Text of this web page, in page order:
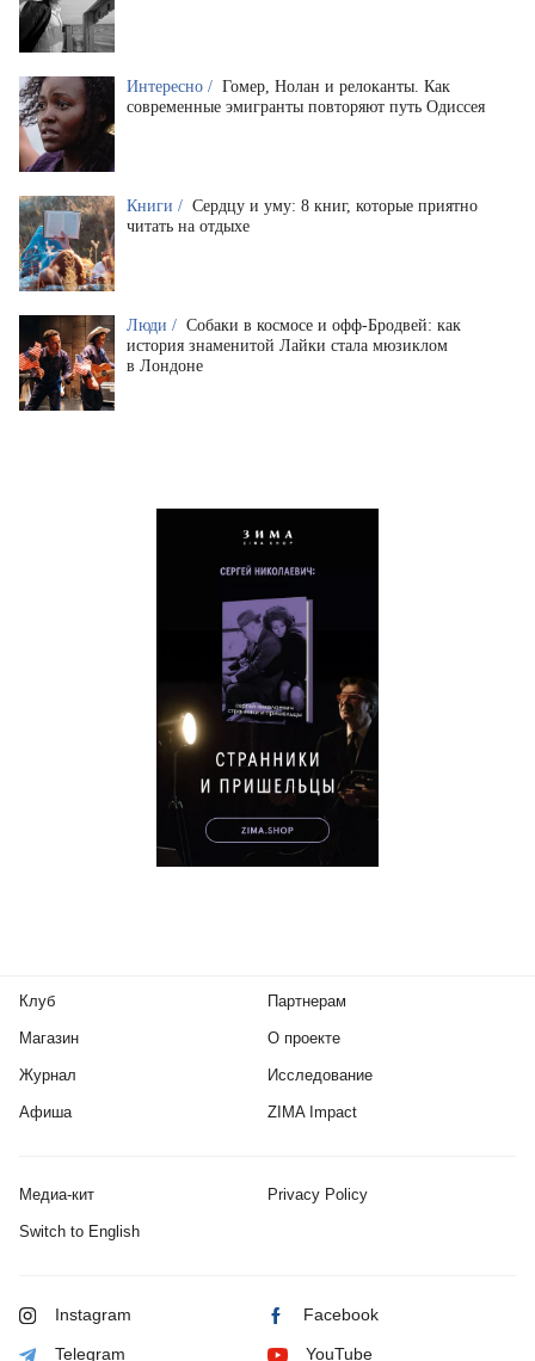
Интересно / Гомер, Нолан и релоканты. Как
современные эмигранты повторяют путь Одиссея
Книги / Сердцу и уму: 8 книг, которые приятно
читать на отдыхе
Люди / Собаки в космосе и офф-Бродвей: как
история знаменитой Лайки стала мюзиклом
в Лондоне
Клуб
Магазин
Журнал
Афиша
Партнерам
О проекте
Исследование
ZIMA Impact
Медиа-кит Privacy Policy
Switch to English
Instagram Facebook
Telegram YouTube